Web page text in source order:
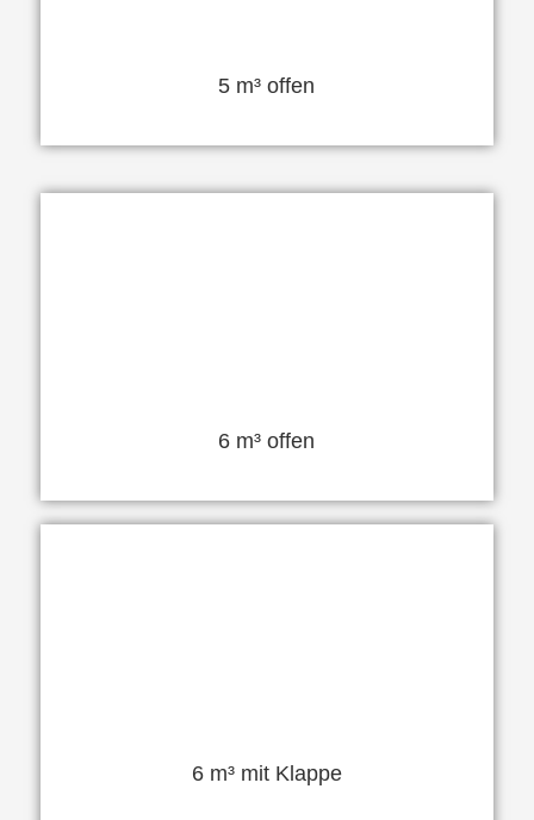
5 m³ offen
6 m³ offen
6 m³ mit Klappe